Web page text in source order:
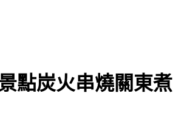
點炭火串燒關東煮